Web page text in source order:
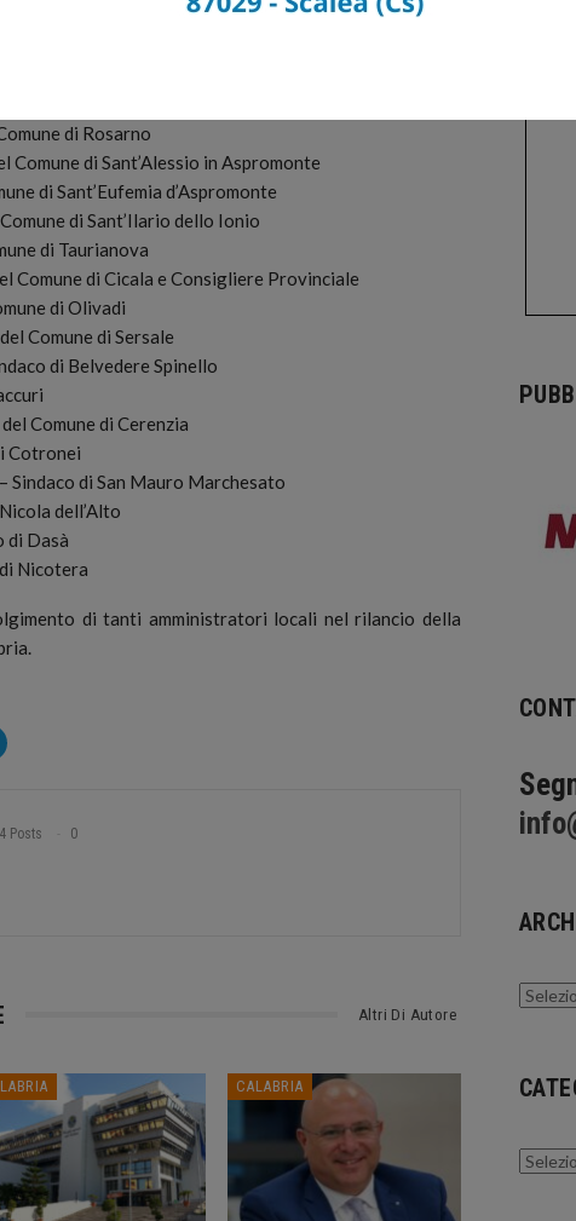
del Comune di Mammola
di Rosarno
Comune di Sant’Alessio in Aspromonte
di Sant’Eufemia d’Aspromonte
di Sant’Ilario dello Ionio
di Taurianova
Comune di Cicala e Consigliere Provinciale
di Olivadi
Comune di Sersale
di Belvedere Spinello
Comune di Cerenzia
Cotronei
– Sindaco di San Mauro Marchesato
dell’Alto
di Dasà
Nicotera
di tanti amministratori locali nel rilancio della
Posts 0
Altri Di Autore
CALABRIA
Archivi